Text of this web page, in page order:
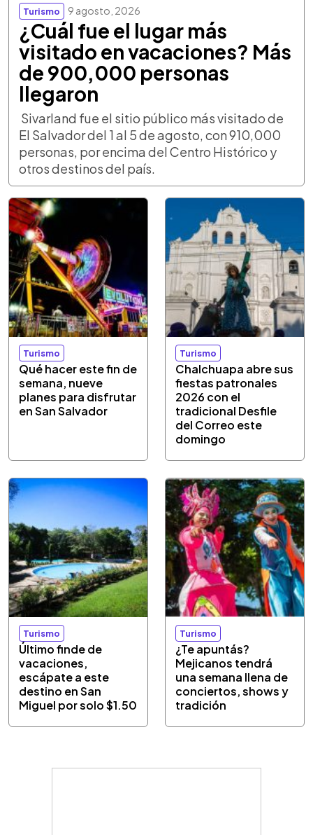
Turismo 9 agosto, 2026
¿Cuál fue el lugar más
visitado en vacaciones? Más
de 900,000 personas
llegaron
Sivarland fue el sitio público más visitado de
El Salvador del 1 al 5 de agosto, con 910,000
personas, por encima del Centro Histórico y
otros destinos del país.
Turismo
Qué hacer este fin de
semana, nueve
planes para disfrutar
en San Salvador
Turismo
Chalchuapa abre sus
fiestas patronales
2026 con el
tradicional Desfile
del Correo este
domingo
Turismo
Último finde de
vacaciones,
escápate a este
destino en San
Miguel por solo $1.50
Turismo
¿Te apuntás?
Mejicanos tendrá
una semana llena de
conciertos, shows y
tradición